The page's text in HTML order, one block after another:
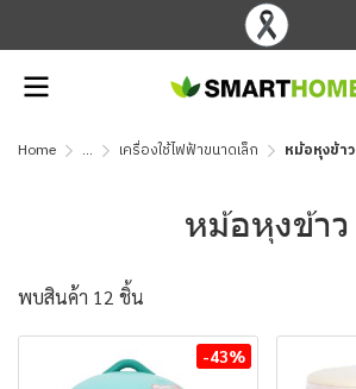
Home ... เครื่องใช้ไฟฟ้าขนาดเล็ก หม้อหุงข้าว
หม้อหุงข้าว
พบสินค้า 12 ชิ้น
-43%